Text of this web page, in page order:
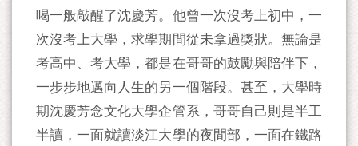
喝一般敲醒了沈慶芳。他曾一次沒考上初中，一
次沒考上大學，求學期間從未拿過獎狀。無論是
考高中、考大學，都是在哥哥的鼓勵與陪伴下，
一步步地邁向人生的另一個階段。甚至，大學時
期沈慶芳念文化大學企管系，哥哥自己則是半工
半讀，一面就讀淡江大學的夜間部，一面在鐵路